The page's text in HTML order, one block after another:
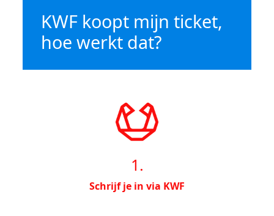
KWF koopt mijn ticket,
hoe werkt dat?
1.
Schrijf je in via KWF